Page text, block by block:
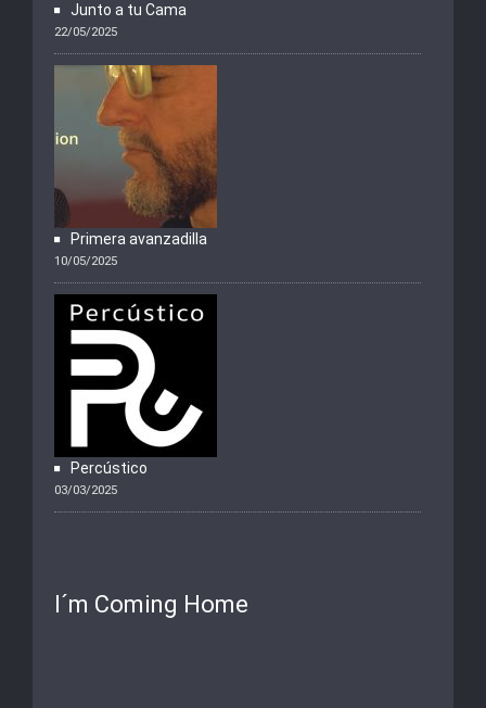
Junto a tu Cama
22/05/2025
Primera avanzadilla
10/05/2025
Percústico
03/03/2025
I´m Coming Home